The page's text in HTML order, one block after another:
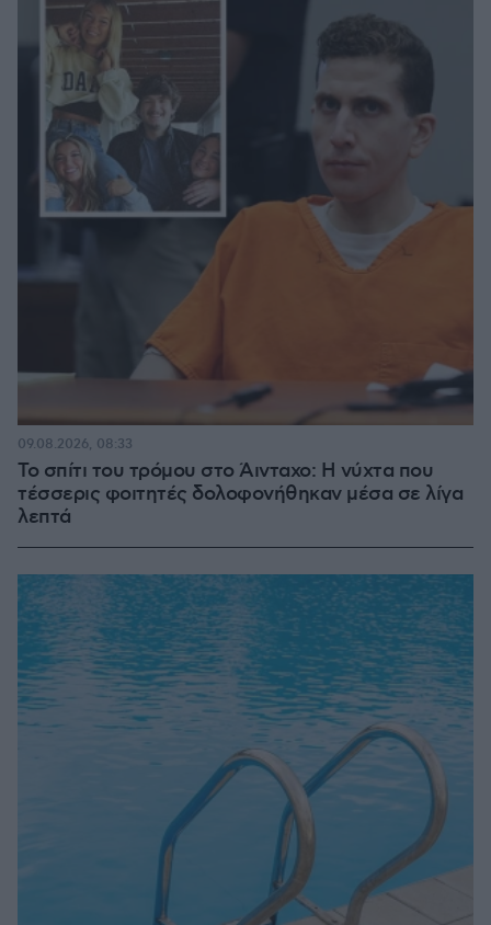
Το σπίτι του τρόμου στο Άινταχο: Η νύχτα που
τέσσερις φοιτητές δολοφονήθηκαν μέσα σε λίγα
λεπτά
09.08.2026, 08:33